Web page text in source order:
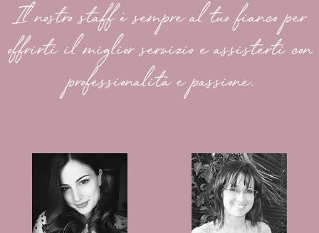
Il nostro staff è sempre al tuo fianco per
offrirti il miglior servizio e assisterti con
professionalità e passione.